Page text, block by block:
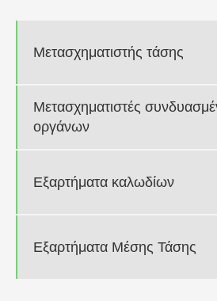
Μετασχηματιστής τάσης
Μετασχηματιστές
οργάνων
Εξαρτήματα καλωδίων
Εξαρτήματα Μέσης Τάσης